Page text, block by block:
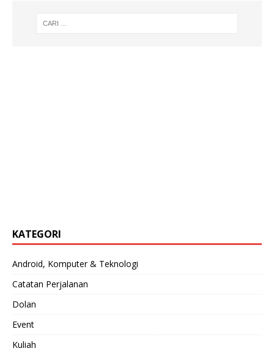
KATEGORI
Android, Komputer & Teknologi
Catatan Perjalanan
Dolan
Event
Kuliah